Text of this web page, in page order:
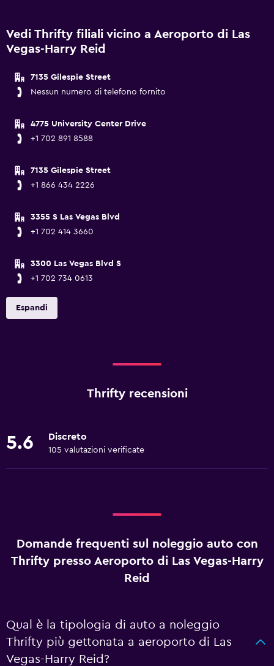
Vedi Thrifty filiali vicino a Aeroporto di Las
Vegas-Harry Reid
7135 Gilespie Street
Nessun numero di telefono fornito
4775 University Center Drive
+1 702 891 8588
7135 Gilespie Street
+1 866 434 2226
3355 S Las Vegas Blvd
+1 702 414 3660
3300 Las Vegas Blvd S
+1 702 734 0613
Espandi
Thrifty recensioni
5.6 Discreto
105 valutazioni verificate
Domande frequenti sul noleggio auto con
Thrifty presso Aeroporto di Las Vegas-Harry
Reid
Qual è la tipologia di auto a noleggio
Thrifty più gettonata a aeroporto di Las
Vegas-Harry Reid?